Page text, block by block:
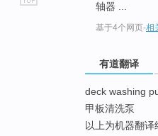
轴器 ...
基于4个网页-相
有道翻译
deck washing
甲板清洗泵
以上为机器翻